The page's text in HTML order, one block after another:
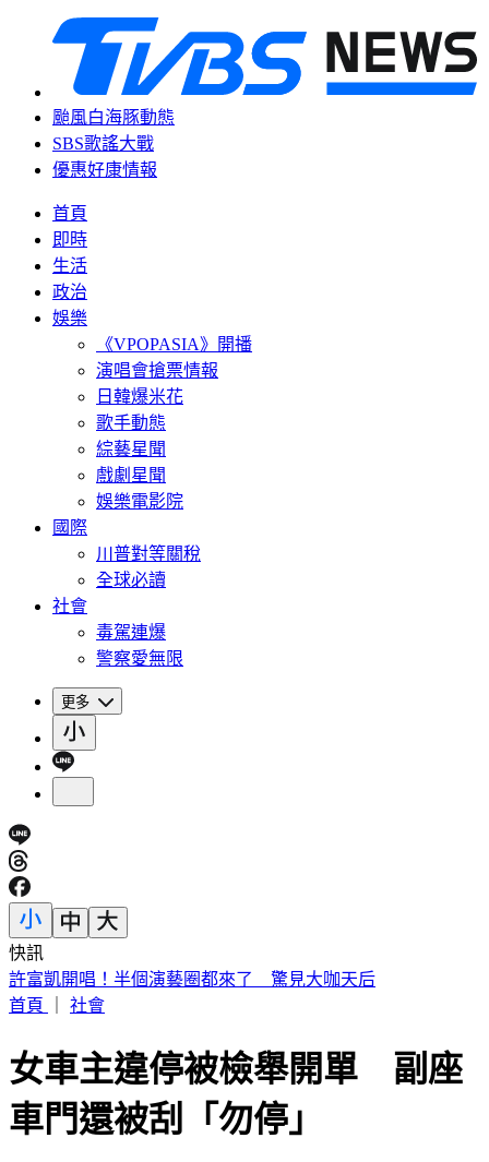
颱風白海豚動態
SBS歌謠大戰
優惠好康情報
首頁
即時
生活
政治
娛樂
《VPOPASIA》開播
演唱會搶票情報
日韓爆米花
歌手動態
綜藝星聞
戲劇星聞
娛樂電影院
國際
川普對等關稅
全球必讀
社會
毒駕連爆
警察愛無限
更多
快訊
明天颱風假？白海豚最新風雨預測 8地區達停班停課標準
首頁
社會
女車主違停被檢舉開單 副座
車門還被刮「勿停」